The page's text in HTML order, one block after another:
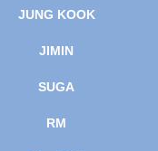
JUNG KOOK
JIMIN
SUGA
RM